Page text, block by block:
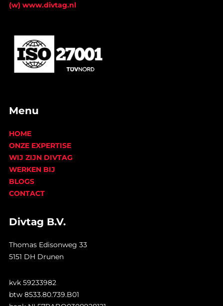
(w) www.divtag.nl
Menu
HOME
ONZE EXPERTISE
WIJ ZIJN DIVTAG
WERKEN BIJ
BLOGS
CONTACT
Divtag B.V.
Thomas Edisonweg 33
5151 DH Drunen
kvk 59233982
btw 8533.80.739.B01